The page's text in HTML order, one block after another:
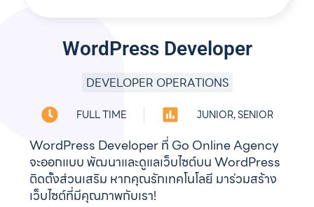
WordPress Developer
DEVELOPER OPERATIONS
FULL TIME JUNIOR, SENIOR
WordPress Developer ที่ Go Online Agency
จะออกแบบ พัฒนาและดูแลเว็บไซต์บน WordPress
ติดตั้งส่วนเสริม หากคุณรักเทคโนโลยี มาร่วมสร้าง
เว็บไซต์ที่มีคุณภาพกับเรา!